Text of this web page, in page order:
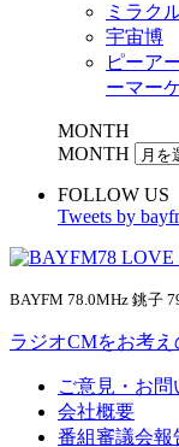
ミラク
宇宙博
ピーア
ーマー
MONTH
MONTH
FOLLOW US
Tweets by
BAYFM 78.0MHz 銚子
ラジオCMをお考
ご意見・お問
会社概要
番組審議会報